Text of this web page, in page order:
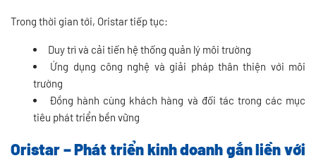
Trong thời gian tới, Oristar tiếp tục:
Duy trì và cải tiến hệ thống quản lý môi trường
Ứng dụng công nghệ và giải pháp thân thiện với môi
trường
Đồng hành cùng khách hàng và đối tác trong các mục
tiêu phát triển bền vững
Oristar – Phát triển kinh doanh gắn liền với